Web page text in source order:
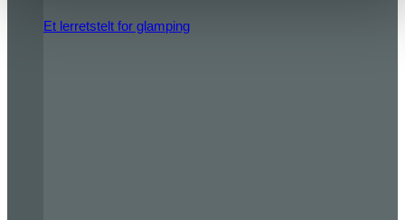
Et lerretstelt for glamping